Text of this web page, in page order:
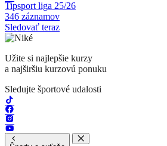
Tipsport liga 25/26
346 záznamov
Sledovať teraz
Užite si najlepšie kurzy
a najširšiu kurzovú ponuku
Sledujte športové udalosti